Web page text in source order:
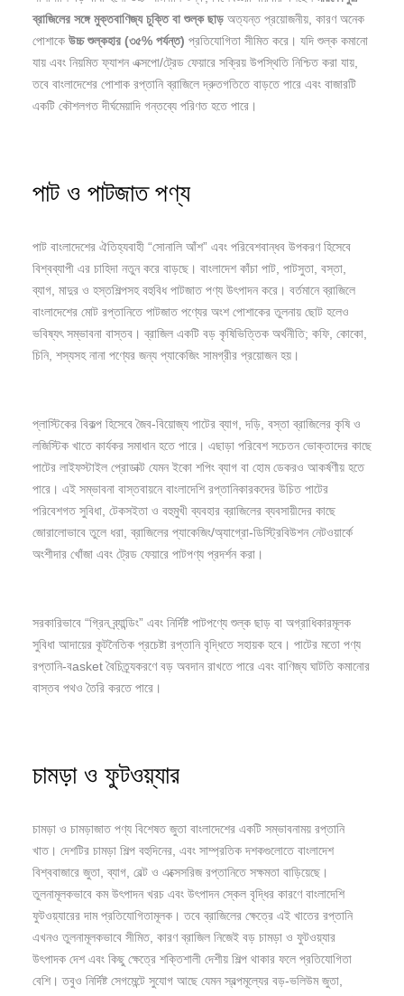
ব্রাজিলের সঙ্গেমুক্তবাণিজ্যচুক্তিবাশুল্কছাড় অত্যন্ত প্রয়োজনীয়, কারণ অনেক
পোশাকে উচ্চশুল্কহার (৩৫% পর্যন্ত) প্রতিযোগিতা সীমিত করে। যদি শুল্ক কমানো
যায় এবং নিয়মিত ফ্যাশন এক্সপো/ট্রেড ফেয়ারে সক্রিয় উপস্থিতি নিশ্চিত করা যায়,
তবে বাংলাদেশের পোশাক রপ্তানি ব্রাজিলে দ্রুতগতিতে বাড়তে পারে এবং বাজারটি
একটি কৌশলগত দীর্ঘমেয়াদি গন্তব্যে পরিণত হতে পারে।
পাট ও পাটজাত পণ্য
পাট বাংলাদেশের ঐতিহ্যবাহী “সোনালি আঁশ” এবং পরিবেশবান্ধব উপকরণ হিসেবে
বিশ্বব্যাপী এর চাহিদা নতুন করে বাড়ছে। বাংলাদেশ কাঁচা পাট, পাটসুতা, বস্তা,
ব্যাগ, মাদুর ও হস্তশিল্পসহ বহুবিধ পাটজাত পণ্য উৎপাদন করে। বর্তমানে ব্রাজিলে
বাংলাদেশের মোট রপ্তানিতে পাটজাত পণ্যের অংশ পোশাকের তুলনায় ছোট হলেও
ভবিষ্যৎ সম্ভাবনা বাস্তব। ব্রাজিল একটি বড় কৃষিভিত্তিক অর্থনীতি; কফি, কোকো,
চিনি, শস্যসহ নানা পণ্যের জন্য প্যাকেজিং সামগ্রীর প্রয়োজন হয়।
প্লাস্টিকের বিকল্প হিসেবে জৈব-বিয়োজ্য পাটের ব্যাগ, দড়ি, বস্তা ব্রাজিলের কৃষি ও
লজিস্টিক খাতে কার্যকর সমাধান হতে পারে। এছাড়া পরিবেশ সচেতন ভোক্তাদের কাছে
পাটের লাইফস্টাইল প্রোডাক্ট যেমন ইকো শপিং ব্যাগ বা হোম ডেকরও আকর্ষণীয় হতে
পারে। এই সম্ভাবনা বাস্তবায়নে বাংলাদেশি রপ্তানিকারকদের উচিত পাটের
পরিবেশগত সুবিধা, টেকসইতা ও বহুমুখী ব্যবহার ব্রাজিলের ব্যবসায়ীদের কাছে
জোরালোভাবে তুলে ধরা, ব্রাজিলের প্যাকেজিং/অ্যাগ্রো-ডিস্ট্রিবিউশন নেটওয়ার্কে
অংশীদার খোঁজা এবং ট্রেড ফেয়ারে পাটপণ্য প্রদর্শন করা।
সরকারিভাবে “গ্রিন ব্র্যান্ডিং” এবং নির্দিষ্ট পাটপণ্যে শুল্ক ছাড় বা অগ্রাধিকারমূলক
সুবিধা আদায়ের কূটনৈতিক প্রচেষ্টা রপ্তানি বৃদ্ধিতে সহায়ক হবে। পাটের মতো পণ্য
রপ্তানি-বasket বৈচিত্র্যকরণে বড় অবদান রাখতে পারে এবং বাণিজ্য ঘাটতি কমানোর
বাস্তব পথও তৈরি করতে পারে।
চামড়া ও ফুটওয়্যার
চামড়া ও চামড়াজাত পণ্য বিশেষত জুতা বাংলাদেশের একটি সম্ভাবনাময় রপ্তানি
খাত। দেশটির চামড়া শিল্প বহুদিনের, এবং সাম্প্রতিক দশকগুলোতে বাংলাদেশ
বিশ্ববাজারে জুতা, ব্যাগ, বেল্ট ও এক্সেসরিজ রপ্তানিতে সক্ষমতা বাড়িয়েছে।
তুলনামূলকভাবে কম উৎপাদন খরচ এবং উৎপাদন স্কেল বৃদ্ধির কারণে বাংলাদেশি
ফুটওয়্যারের দাম প্রতিযোগিতামূলক। তবে ব্রাজিলের ক্ষেত্রে এই খাতের রপ্তানি
এখনও তুলনামূলকভাবে সীমিত, কারণ ব্রাজিল নিজেই বড় চামড়া ও ফুটওয়্যার
উৎপাদক দেশ এবং কিছু ক্ষেত্রে শক্তিশালী দেশীয় শিল্প থাকার ফলে প্রতিযোগিতা
বেশি। তবুও নির্দিষ্ট সেগমেন্টে সুযোগ আছে যেমন স্বল্পমূল্যের বড়-ভলিউম জুতা,